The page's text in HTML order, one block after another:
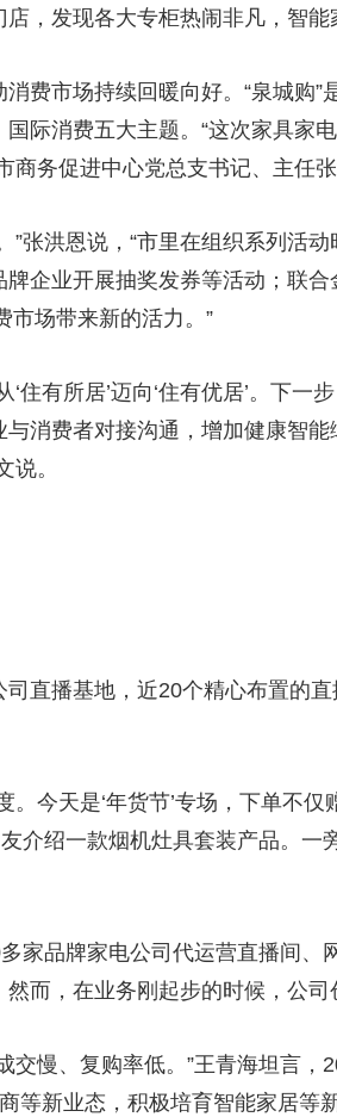
，发现各大专柜热闹非凡，智能
市场持续回暖向好。“泉城购”
际消费五大主题。“这次家具家电
务促进中心党总支书记、主任张
洪恩说，“市里在组织系列活动
企业开展抽奖发券等活动；联
场带来新的活力。”
有所居’迈向‘住有优居’。下一
消费者对接沟通，增加健康智
说。
播基地，近20个精心布置的直
天是‘年货节’专场，下单不仅
介绍一款烟机灶具套装产品。一
品牌家电公司代运营直播间、
而，在业务刚起步的时候，公司
慢、复购率低。”王青海坦言，
等新业态，积极培育智能家居等